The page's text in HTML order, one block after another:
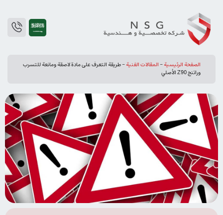
الصفحة الرئيسية-المقالات الفنیة-طريقة التعرف على مادة لاصقة ومانعة للتسرب
وراتنج Z90 الأصلي